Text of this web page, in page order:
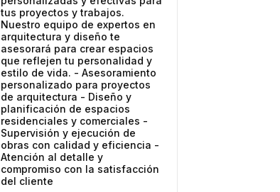
tus proyectos y trabajos.
Nuestro equipo de expertos en
arquitectura y diseño te
asesorará para crear espacios
que reflejen tu personalidad y
estilo de vida. - Asesoramiento
personalizado para proyectos
de arquitectura - Diseño y
planificación de espacios
residenciales y comerciales -
Supervisión y ejecución de
obras con calidad y eficiencia -
Atención al detalle y
compromiso con la satisfacción
del cliente